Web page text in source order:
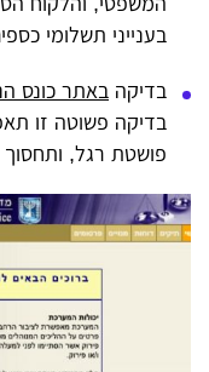
בענייני תשלומי
בדיקה באתר כונס
בדיקה פשוטה זו
פושטת רגל, ותחסוך